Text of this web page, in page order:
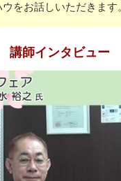
をお話しいただきます
講師インタビュー